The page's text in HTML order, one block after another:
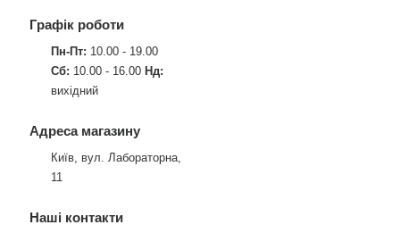
Графік роботи
Пн-Пт: 10.00 - 19.00
Сб: 10.00 - 16.00 Нд:
вихідний
Адреса магазину
Київ, вул. Лабораторна,
11
Наші контакти